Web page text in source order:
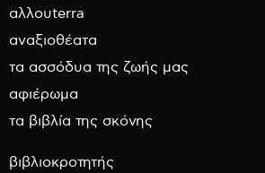
αλλουterra
αναξιοθέατα
τα ασσόδυα της ζωής μας
αφιέρωμα
τα βιβλία της σκόνης
βιβλιοκροτητής